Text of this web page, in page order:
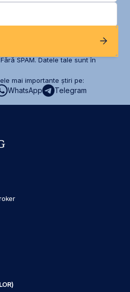
SPAM. Datele tale sunt în
mai importante știri pe:
WhatsApp Telegram